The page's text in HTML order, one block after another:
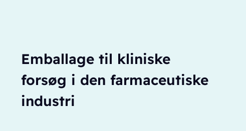
Emballage til kliniske
forsøg i den farmaceutiske
industri